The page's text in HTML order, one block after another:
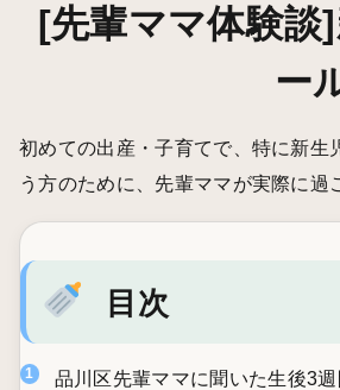
[先輩ママ体験談
ー
初めての出産・子育てで、特に新生
う方のために、先輩ママが実際に過
目次
品川区先輩ママに聞いた生後3